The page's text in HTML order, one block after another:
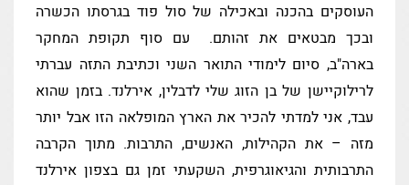
העוסקים בהכנה ובאכילה של סול פוד בגרסתו הכשרה
ובכך מבטאים את זהותם. עם סוף תקופת המחקר
בארה"ב, סיום לימודי התואר השני וכתיבת התזה עברתי
לרילוקיישן של בן הזוג שלי לדבלין, אירלנד. בזמן שהוא
עבד, אני למדתי להכיר את הארץ המופלאה הזו אבל יותר
מזה – את הקהילות, האנשים, התרבות. מתוך הקרבה
התרבותית והגיאוגרפית, השקעתי זמן גם בצפון אירלנד